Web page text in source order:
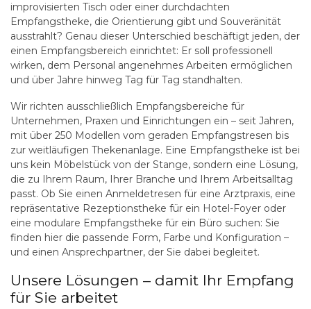
improvisierten Tisch oder einer durchdachten
Empfangstheke, die Orientierung gibt und Souveränität
ausstrahlt? Genau dieser Unterschied beschäftigt jeden, der
einen Empfangsbereich einrichtet: Er soll professionell
wirken, dem Personal angenehmes Arbeiten ermöglichen
und über Jahre hinweg Tag für Tag standhalten.
Wir richten ausschließlich Empfangsbereiche für
Unternehmen, Praxen und Einrichtungen ein – seit Jahren,
mit über 250 Modellen vom geraden Empfangstresen bis
zur weitläufigen Thekenanlage. Eine Empfangstheke ist bei
uns kein Möbelstück von der Stange, sondern eine Lösung,
die zu Ihrem Raum, Ihrer Branche und Ihrem Arbeitsalltag
passt. Ob Sie einen Anmeldetresen für eine Arztpraxis, eine
repräsentative Rezeptionstheke für ein Hotel-Foyer oder
eine modulare Empfangstheke für ein Büro suchen: Sie
finden hier die passende Form, Farbe und Konfiguration –
und einen Ansprechpartner, der Sie dabei begleitet.
Unsere Lösungen – damit Ihr Empfang
für Sie arbeitet